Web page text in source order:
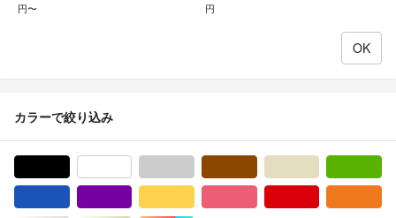
円〜 円
カラーで絞り込み